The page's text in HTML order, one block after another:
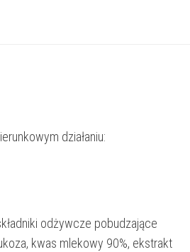
działaniu:
odżywcze pobudzające
kwas mlekowy 90%, ekstrakt